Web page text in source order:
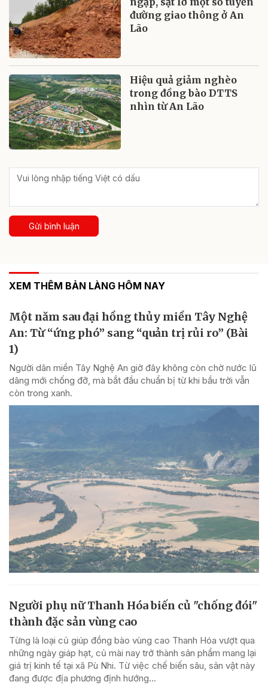
đường giao thông ở An
Lão
Hiệu quả giảm nghèo
trong đồng bào DTTS
nhìn từ An Lão
Gửi bình luận
XEM THÊM BẢN LÀNG HÔM NAY
Một năm sau đại hồng thủy miền Tây Nghệ
An: Từ “ứng phó” sang “quản trị rủi ro” (Bài
1)
Người dân miền Tây Nghệ An giờ đây không còn chờ nước lũ
dâng mới chống đỡ, mà bắt đầu chuẩn bị từ khi bầu trời vẫn
còn trong xanh.
Người phụ nữ Thanh Hóa biến củ "chống đói"
thành đặc sản vùng cao
Từng là loại củ giúp đồng bào vùng cao Thanh Hóa vượt qua
những ngày giáp hạt, củ mài nay trở thành sản phẩm mang lại
giá trị kinh tế tại xã Pù Nhi. Từ việc chế biến sâu, sản vật này
đang được địa phương định hướng...